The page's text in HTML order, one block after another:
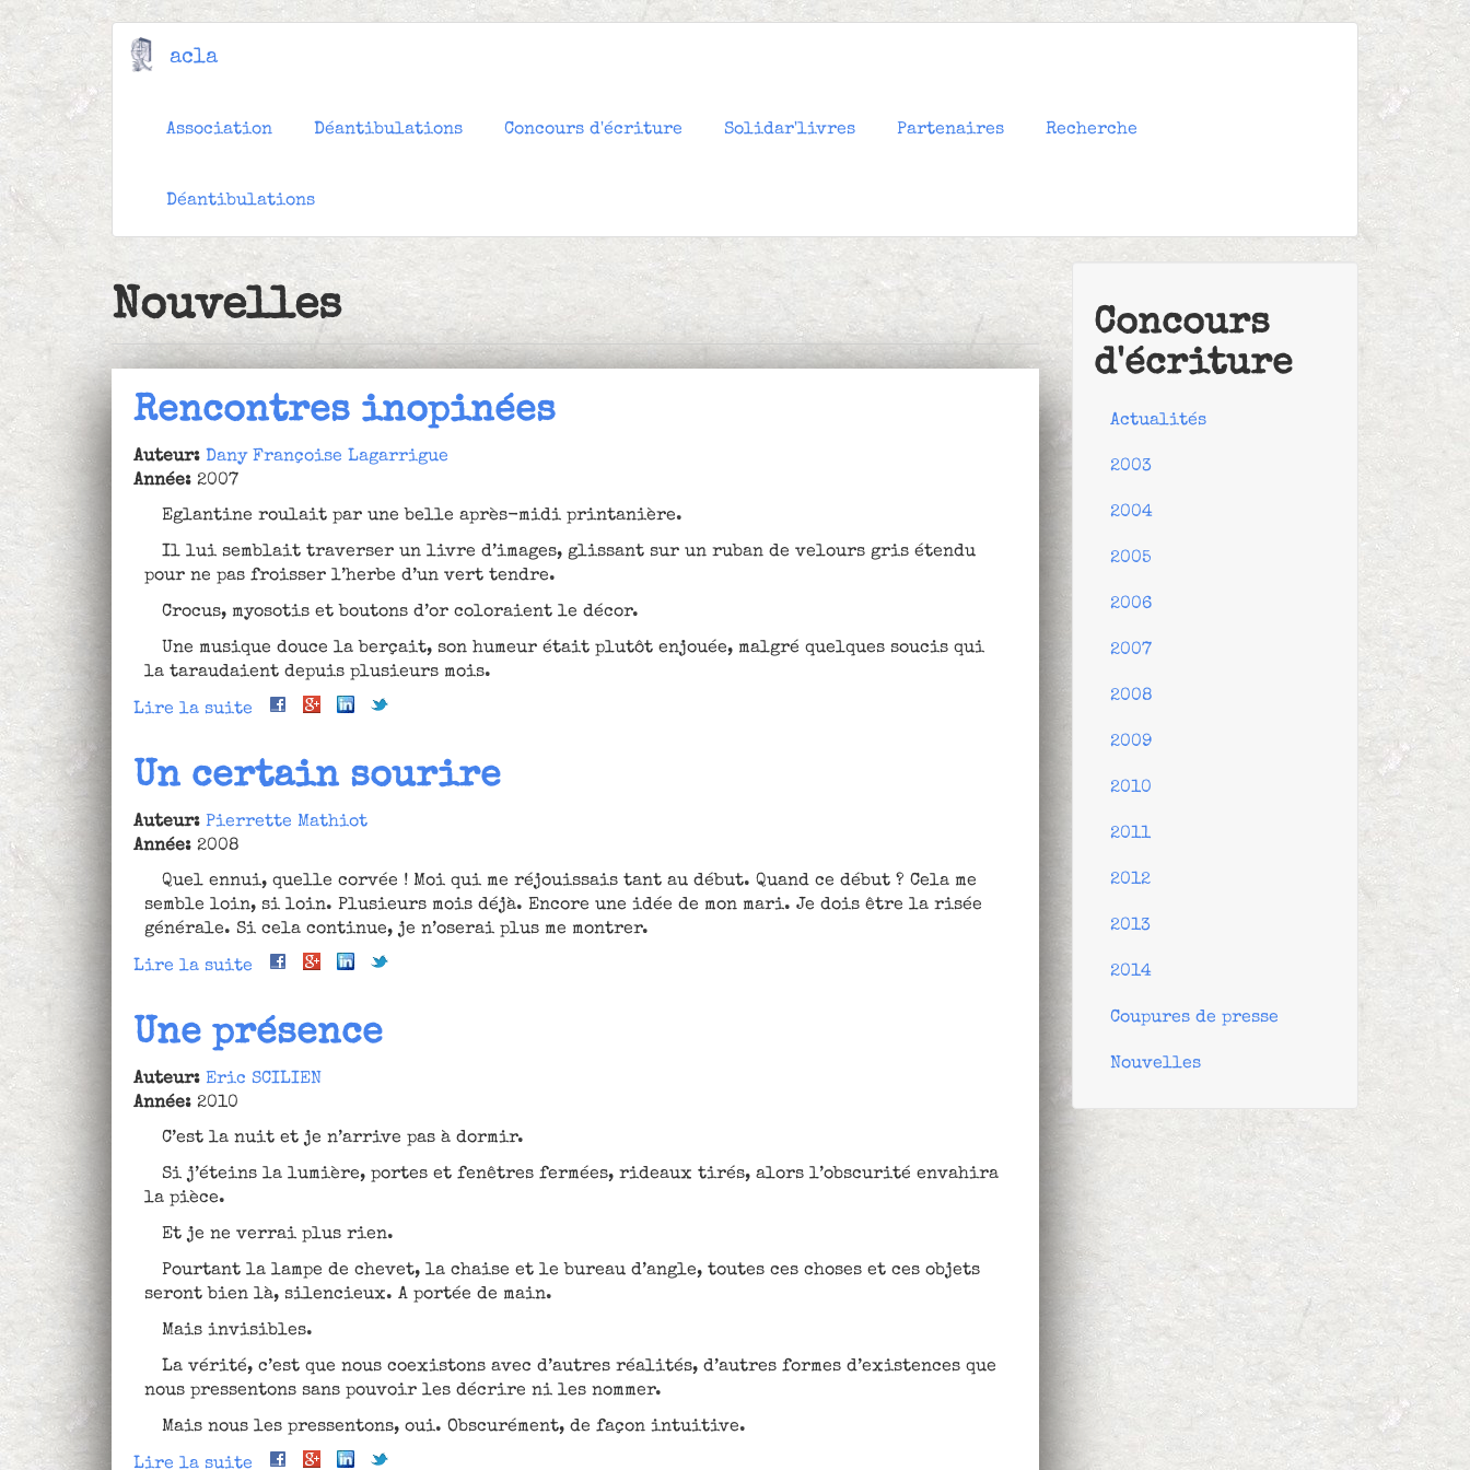
Aller
au
contenu
principal
acla
Association Déantibulations Concours d'écriture Solidar'livres Partenaires Recherche
Déantibulations
Nouvelles
Rencontres inopinées
Auteur: Dany Françoise Lagarrigue
Année: 2007
Eglantine roulait par une belle après-midi printanière.
Il lui semblait traverser un livre d’images, glissant sur un ruban de velours gris étendu
pour ne pas froisser l’herbe d’un vert tendre.
Crocus, myosotis et boutons d’or coloraient le décor.
Une musique douce la berçait, son humeur était plutôt enjouée, malgré quelques soucis qui
la taraudaient depuis plusieurs mois.
Lire la suite de
inopinées
Un certain sourire
Auteur: Pierrette Mathiot
Année: 2008
Quel ennui, quelle corvée ! Moi qui me réjouissais tant au début. Quand ce début ? Cela me
semble loin, si loin. Plusieurs mois déjà. Encore une idée de mon mari. Je dois être la risée
générale. Si cela continue, je n’oserai plus me montrer.
Lire la suite de
certain
sourire
Une présence
Auteur: Eric SCILIEN
Année: 2010
C’est la nuit et je n’arrive pas à dormir.
Si j’éteins la lumière, portes et fenêtres fermées, rideaux tirés, alors l’obscurité envahira
la pièce.
Et je ne verrai plus rien.
Pourtant la lampe de chevet, la chaise et le bureau d’angle, toutes ces choses et ces objets
seront bien là, silencieux. A portée de main.
Mais invisibles.
La vérité, c’est que nous coexistons avec d’autres réalités, d’autres formes d’existences que
nous pressentons sans pouvoir les décrire ni les nommer.
Mais nous les pressentons, oui. Obscurément, de façon intuitive.
Lire la suite de
Concours
d'écriture
Actualités
2003
2004
2005
2006
2007
2008
2009
2010
2011
2012
2013
2014
Coupures de presse
Nouvelles